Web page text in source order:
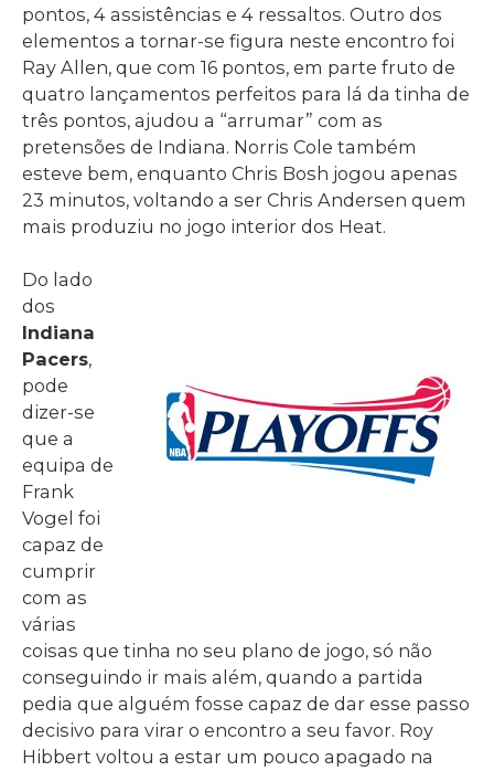
pontos, 4 assistências e 4 ressaltos. Outro dos
elementos a tornar-se figura neste encontro foi
Ray Allen, que com 16 pontos, em parte fruto de
quatro lançamentos perfeitos para lá da tinha de
três pontos, ajudou a “arrumar” com as
pretensões de Indiana. Norris Cole também
esteve bem, enquanto Chris Bosh jogou apenas
23 minutos, voltando a ser Chris Andersen quem
mais produziu no jogo interior dos Heat.
Do lado
dos
Indiana
Pacers,
pode
dizer-se
que a
equipa de
Frank
Vogel foi
capaz de
cumprir
com as
várias
coisas que tinha no seu plano de jogo, só não
conseguindo ir mais além, quando a partida
pedia que alguém fosse capaz de dar esse passo
decisivo para virar o encontro a seu favor. Roy
Hibbert voltou a estar um pouco apagado na